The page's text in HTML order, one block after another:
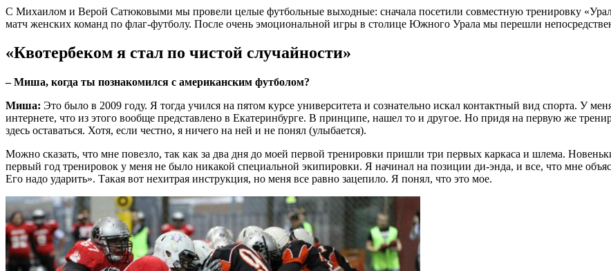
С Михаилом и Верой Сатюковыми мы провели целые футбольные выходные: сначала посетили совместную тренировку
матч женских команд по флаг-футболу. После очень эмоциональной игры в столице Южного Урала мы перешли
«Квотербеком я стал по чистой случайности»
– Миша, когда ты познакомился с американским футболом?
Миша: Это было в 2009 году. Я тогда учился на пятом курсе университета и сознательно искал контактный вид спорта. У
интернете, что из этого вообще представлено в Екатеринбурге. В принципе, нашел то и другое. Но придя на первую же
здесь оставаться. Хотя, если честно, я ничего на ней и не понял (улыбается).
Можно сказать, что мне повезло, так как за два дня до моей первой тренировки пришли три первых каркаса и шлема.
первый год тренировок у меня не было никакой специальной экипировки. Я начинал на позиции ди-энда, и все, что мне
Его надо ударить». Такая вот нехитрая инструкция, но меня все равно зацепило. Я понял, что это мое.